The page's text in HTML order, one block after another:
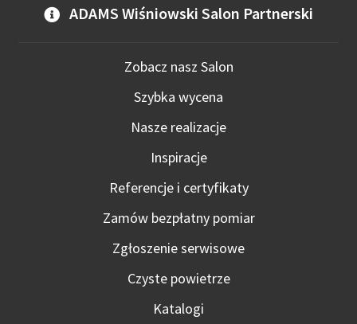
ADAMS Wiśniowski Salon Partnerski
Zobacz nasz Salon
Szybka wycena
Nasze realizacje
Inspiracje
Referencje i certyfikaty
Zamów bezpłatny pomiar
Zgłoszenie serwisowe
Czyste powietrze
Katalogi